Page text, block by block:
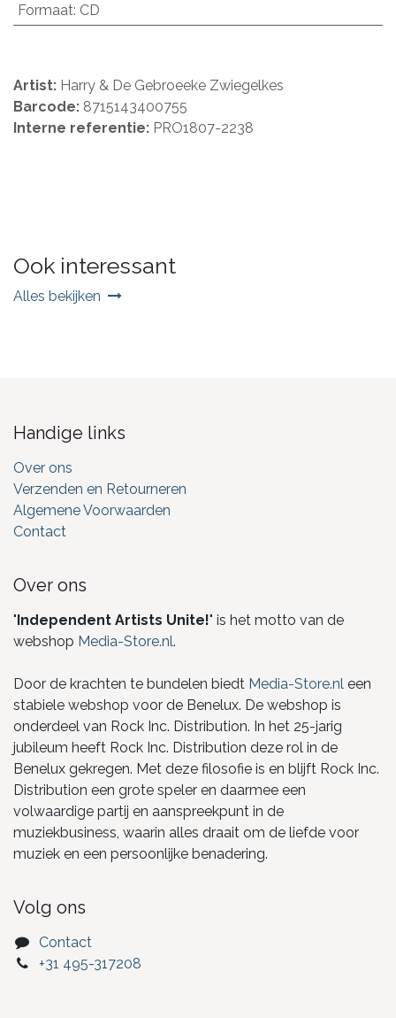
Formaat: CD
Artist: Harry & De Gebroeeke Zwiegelkes
Barcode: 8715143400755
Interne referentie: PRO1807-2238
Ook interessant
Alles bekijken
Handige links
Over ons
Verzenden en Retourneren
Algemene Voorwaarden
Contact
Over ons
"Independent Artists Unite!" is het motto van de
webshop Media-Store.nl.
Door de krachten te bundelen biedt Media-Store.nl een
stabiele webshop voor de Benelux. De webshop is
onderdeel van Rock Inc. Distribution. In het 25-jarig
jubileum heeft Rock Inc. Distribution deze rol in de
Benelux gekregen. Met deze filosofie is en blijft Rock Inc.
Distribution een grote speler en daarmee een
volwaardige partij en aanspreekpunt in de
muziekbusiness, waarin alles draait om de liefde voor
muziek en een persoonlijke benadering.
Volg ons
Contact
+31 495-317208